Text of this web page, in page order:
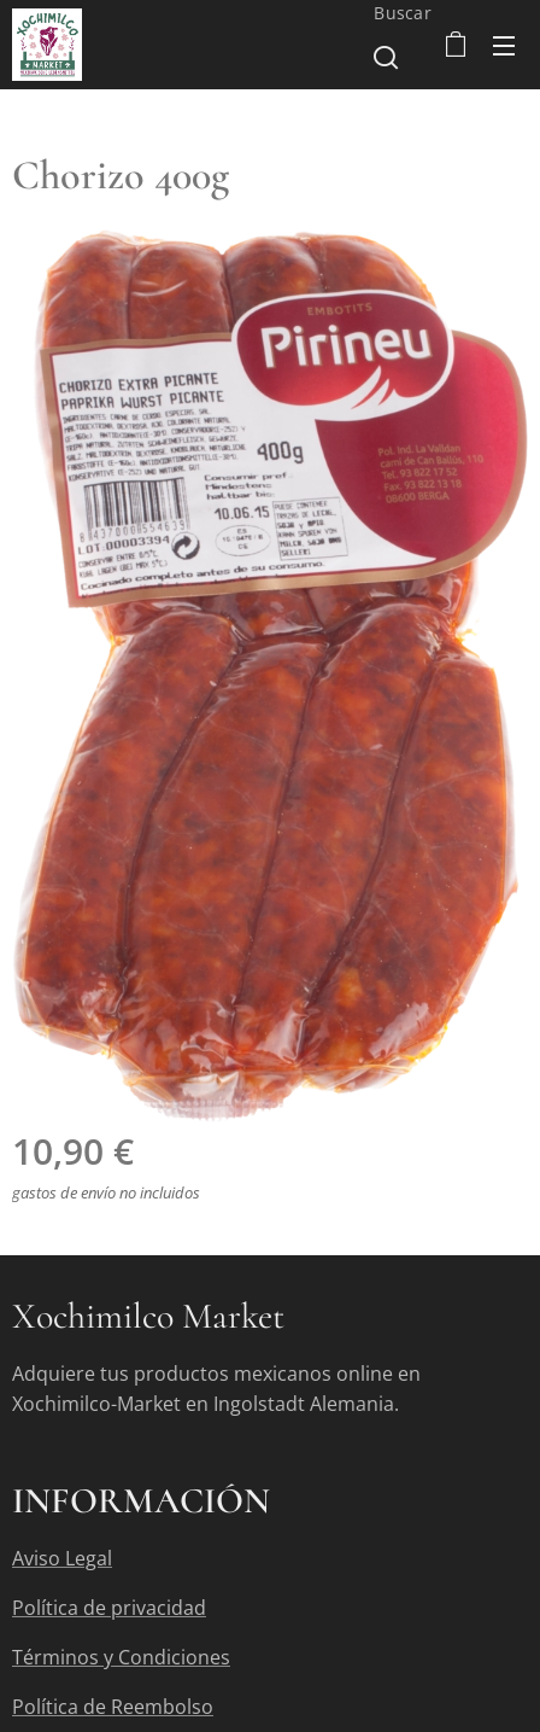
Buscar
Chorizo 400g
10,90 €
gastos de envío no incluidos
Xochimilco Market
Adquiere tus productos mexicanos online en
Xochimilco-Market en Ingolstadt Alemania.
INFORMACIÓN
Aviso Legal
Política de privacidad
Términos y Condiciones
Política de Reembolso